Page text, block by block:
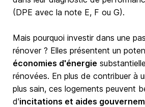
(DPE avec la note E, F ou G).
Mais pourquoi investir dans une
rénover ? Elles présentent un
économies d'énergie
rénovées. En plus de contribuer à
plus sain, ces logements peuvent
d'incitations et aides